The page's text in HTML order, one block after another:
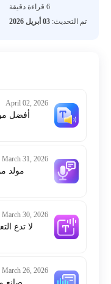
6 قراءة دقيقة
تم التحديث: 03 أبريل 2026
April 02, 2026
March 31, 2026
مولد
March 30, 2026
لا تدع
March 26, 2026